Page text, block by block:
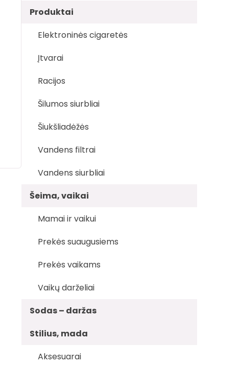
Produktai
Elektroninės cigaretės
Įtvarai
Racijos
Šilumos siurbliai
Šiukšliadėžės
Vandens filtrai
Vandens siurbliai
Šeima, vaikai
Mamai ir vaikui
Prekės suaugusiems
Prekės vaikams
Vaikų darželiai
Sodas – daržas
Stilius, mada
Aksesuarai